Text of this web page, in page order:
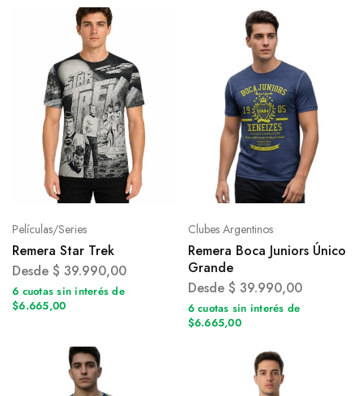
Películas/Series
Remera Star Trek
Desde $ 39.990,00
6 cuotas sin interés de
$6.665,00
Clubes Argentinos
Remera Boca Juniors Único
Grande
Desde $ 39.990,00
6 cuotas sin interés de
$6.665,00